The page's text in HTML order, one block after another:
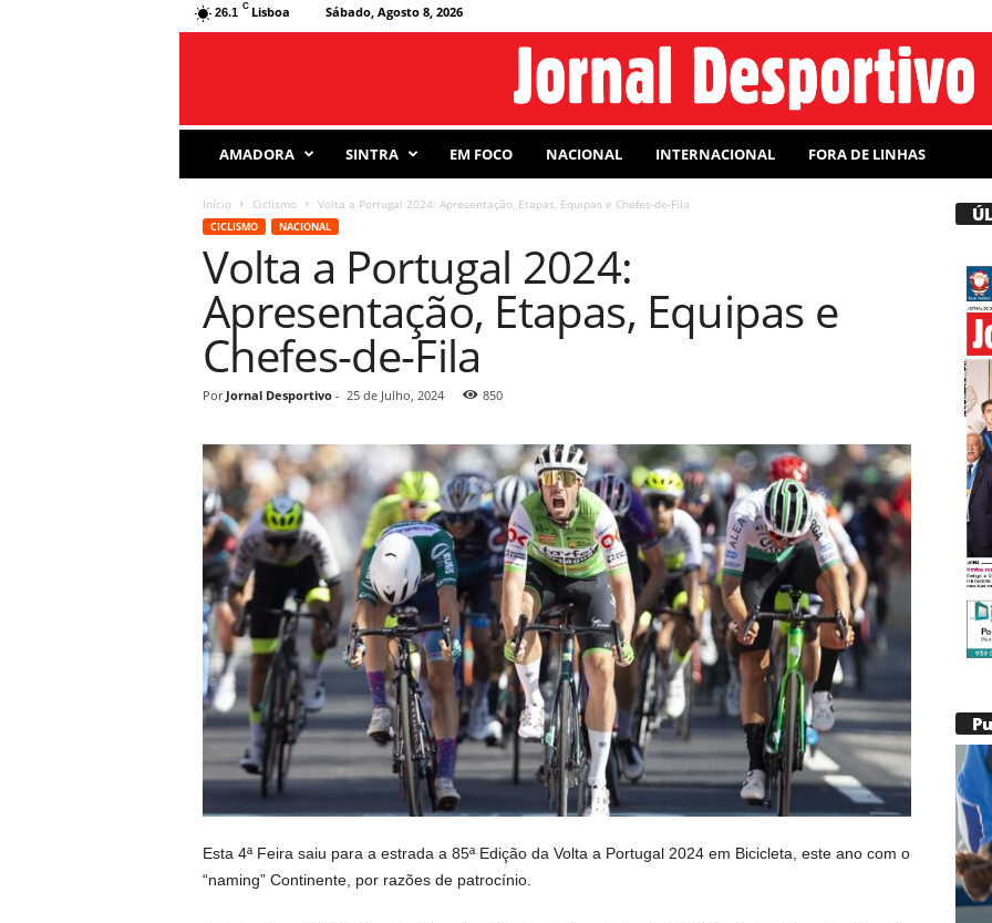
26.1 C Lisboa Sábado, Agosto 8, 2026
r
AMADORA SINTRA EM FOCO NACIONAL INTERNACIONAL FORA DE LINHAS
Início Ciclismo Volta a Portugal 2024: Apresentação, Etapas, Equipas e Chefes-de-Fila
CICLISMO NACIONAL
Volta a Portugal 2024:
Apresentação, Etapas, Equipas e
Chefes-de-Fila
Por Jornal Desportivo- 25 de Julho, 2024 850
Esta 4ª Feira saiu para a estrada a 85ª Edição da Volta a Portugal 2024 em Bicicleta, este ano com o
“naming” Continente, por razões de patrocínio.